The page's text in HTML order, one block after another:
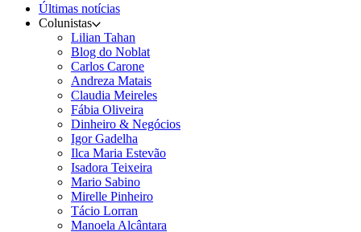
Últimas notícias
Colunistas
Lilian Tahan
Blog do Noblat
Carlos Carone
Andreza Matais
Claudia Meireles
Fábia Oliveira
Dinheiro & Negócios
Igor Gadelha
Ilca Maria Estevão
Isadora Teixeira
Mario Sabino
Mirelle Pinheiro
Tácio Lorran
Manoela Alcântara